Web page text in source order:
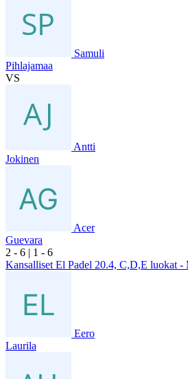
Samuli
Pihlajamaa
VS
Antti
Jokinen
Acer
Guevara
2 - 6 | 1 - 6
Kansalliset El Padel 20.4, C,D,E luokat -
Eero
Laurila